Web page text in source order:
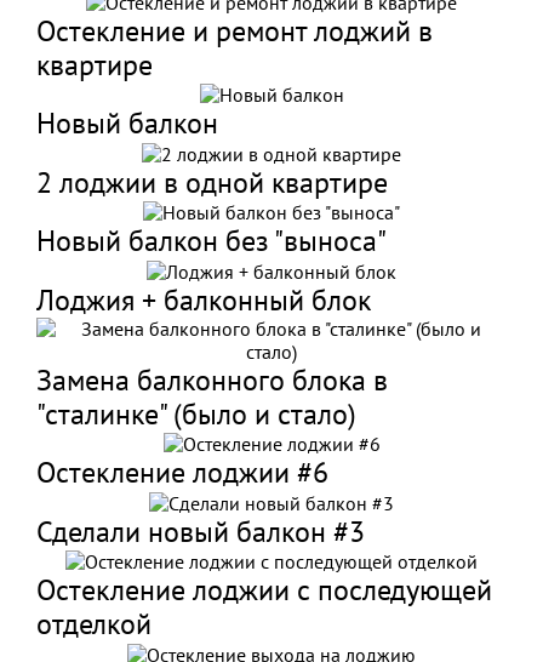
Остекление и ремонт лоджий в
квартире
Новый балкон
2 лоджии в одной квартире
Новый балкон без "выноса"
Лоджия + балконный блок
Замена балконного блока в
"сталинке" (было и стало)
Остекление лоджии #6
Сделали новый балкон #3
Остекление лоджии с последующей
отделкой